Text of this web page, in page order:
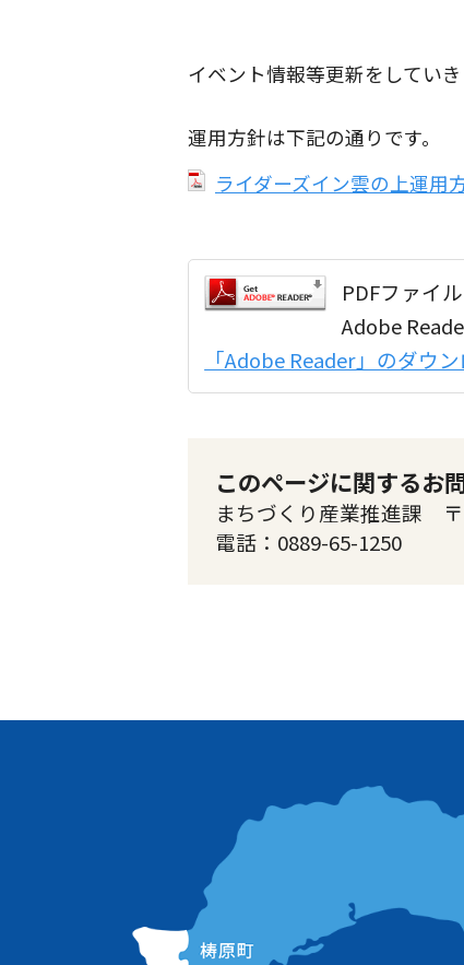
イベント情報等更新をしてい
運用方針は下記の通りです。
ライダーズイン雲の上運用
PDFファイ
Adobe
「Adobe Reader」のダウ
このページに関するお
まちづくり産業推進課
電話：0889-65-1250